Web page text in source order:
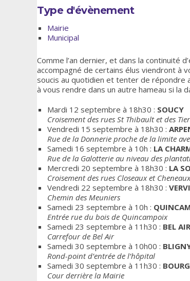
Type d'évènement
Mairie
Municipal
Comme l’an dernier, et dans la continuité
accompagné de certains élus viendront à
soucis au quotidien et tenter de répondre
à vous rendre dans un autre hameau si la
Mardi 12 septembre à 18h30 : SOUCY
Croisement des rues St Thibault et des
Vendredi 15 septembre à 18h30 :
Rue de la Donnerie proche de la limite
Samedi 16 septembre à 10h : LA
Rue de la Galotterie au niveau des
Mercredi 20 septembre à 18h30 : LA
Croisement des rues Closeaux et Cheneaux
Vendredi 22 septembre à 18h30 :
Chemin des Meuniers
Samedi 23 septembre à 10h :
Entrée rue du bois de Quincampoix
Samedi 23 septembre à 11h30 : BEL AIR
Carrefour de Bel Air
Samedi 30 septembre à 10h00 :
Rond-point d’entrée de l’hôpital
Samedi 30 septembre à 11h30 :
Cour derrière la Mairie